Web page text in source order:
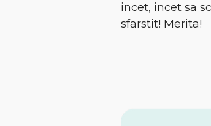
incet, incet sa
sfarstit! Merita!